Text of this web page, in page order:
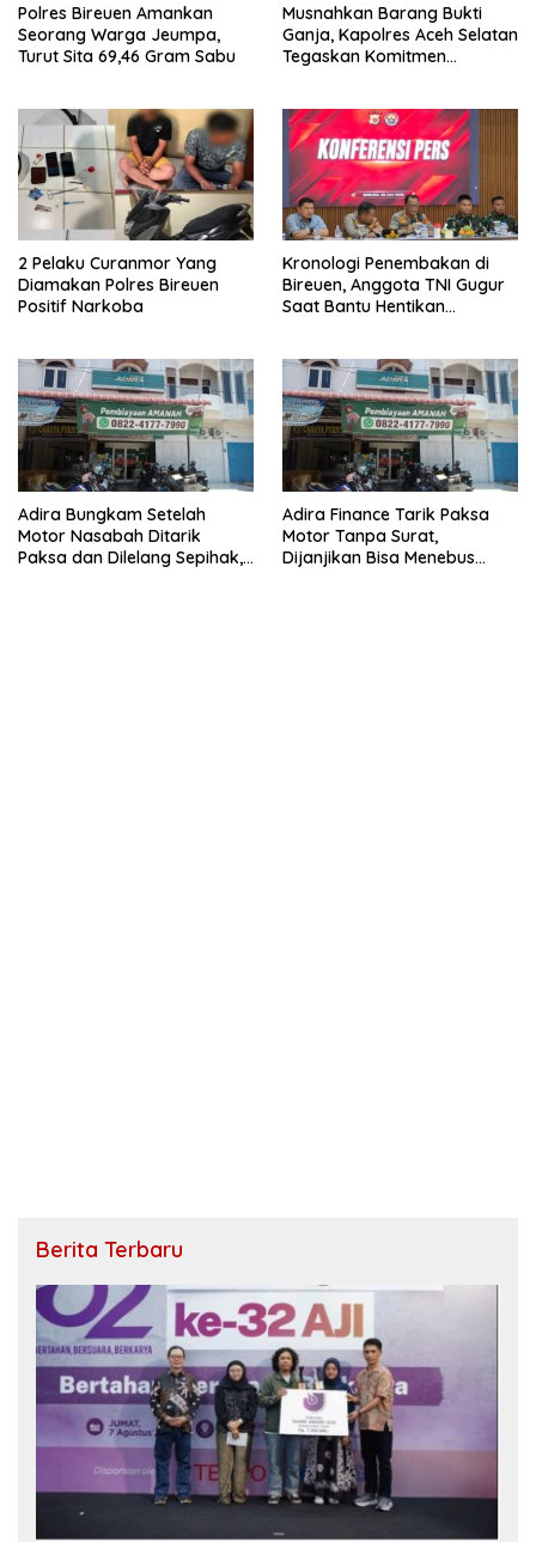
Polres Bireuen Amankan
Seorang Warga Jeumpa,
Turut Sita 69,46 Gram Sabu
Musnahkan Barang Bukti
Ganja, Kapolres Aceh Selatan
Tegaskan Komitmen
2 Pelaku Curanmor Yang
Diamakan Polres Bireuen
Positif Narkoba
Kronologi Penembakan di
Bireuen, Anggota TNI Gugur
Saat Bantu Hentikan
Adira Bungkam Setelah
Motor Nasabah Ditarik
Paksa dan Dilelang Sepihak,
Adira Finance Tarik Paksa
Motor Tanpa Surat,
Dijanjikan Bisa Menebus
Berita Terbaru